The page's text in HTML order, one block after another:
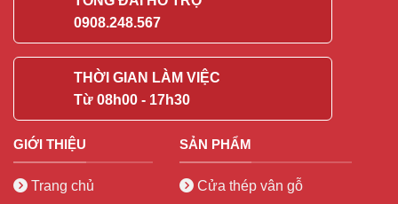
0908.248.567
THỜI GIAN LÀM VIỆC
Từ 08h00 - 17h30
GIỚI THIỆU
Trang chủ
SẢN PHẨM
Cửa thép vân gỗ